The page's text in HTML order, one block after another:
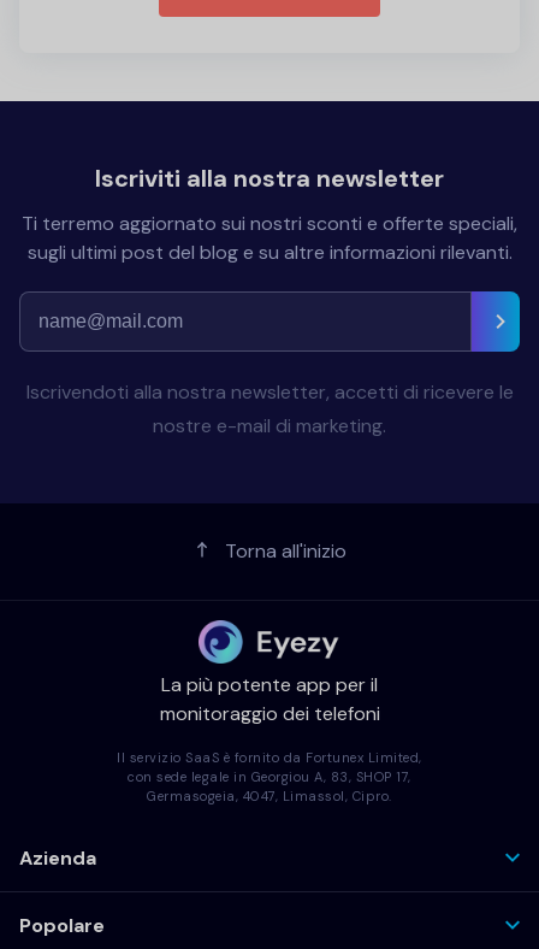
Iscriviti alla nostra newsletter
Ti terremo aggiornato sui nostri sconti e offerte speciali,
sugli ultimi post del blog e su altre informazioni rilevanti.
Iscrivendoti alla nostra newsletter, accetti di ricevere le
nostre e-mail di marketing.
Torna all'inizio
La più potente app per il
monitoraggio dei telefoni
Il servizio SaaS è fornito da Fortunex Limited,
con sede legale in Georgiou A, 83, SHOP 17,
Germasogeia, 4047, Limassol, Cipro.
Azienda
Popolare